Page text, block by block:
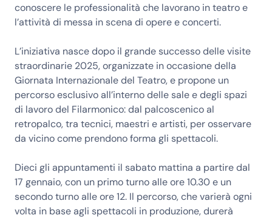
conoscere le professionalità che lavorano in teatro e
l’attività di messa in scena di opere e concerti.
L’iniziativa nasce dopo il grande successo delle visite
straordinarie 2025, organizzate in occasione della
Giornata Internazionale del Teatro, e propone un
percorso esclusivo all’interno delle sale e degli spazi
di lavoro del Filarmonico: dal palcoscenico al
retropalco, tra tecnici, maestri e artisti, per osservare
da vicino come prendono forma gli spettacoli.
Dieci gli appuntamenti il sabato mattina a partire dal
17 gennaio, con un primo turno alle ore 10.30 e un
secondo turno alle ore 12. Il percorso, che varierà ogni
volta in base agli spettacoli in produzione, durerà